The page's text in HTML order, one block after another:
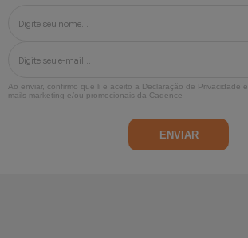
Ao enviar, confirmo que li e aceito a Declaração de Privacidade
mails marketing e/ou promocionais da Cadence